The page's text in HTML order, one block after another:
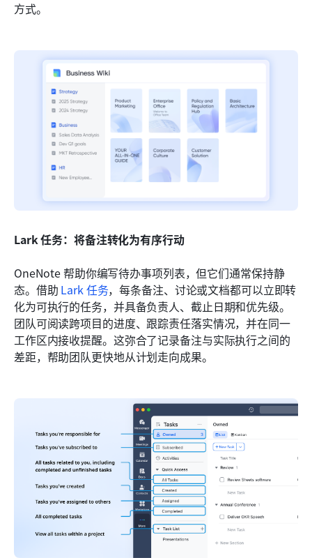
方式。
Lark 任务：将备注转化为有序行动
OneNote 帮助你编写待办事项列表，但它们通常保持静
态。借助 Lark 任务，每条备注、讨论或文档都可以立即转
化为可执行的任务，并具备负责人、截止日期和优先级。
团队可阅读跨项目的进度、跟踪责任落实情况，并在同一
工作区内接收提醒。这弥合了记录备注与实际执行之间的
差距，帮助团队更快地从计划走向成果。